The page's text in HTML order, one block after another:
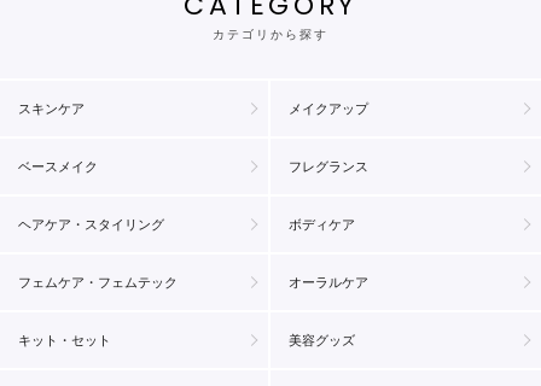
カテゴリから探す
スキンケア メイクアップ
ベースメイク フレグランス
ヘアケア・スタイリング ボディケア
フェムケア・フェムテック オーラルケア
キット・セット 美容グッズ